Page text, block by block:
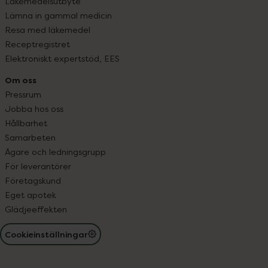
Lämna in gammal medicin
Resa med läkemedel
Receptregistret
Elektroniskt expertstöd, EES
Om oss
Pressrum
Jobba hos oss
Hållbarhet
Samarbeten
Ägare och ledningsgrupp
För leverantörer
Företagskund
Eget apotek
Glädjeeffekten
Cookieinställningar